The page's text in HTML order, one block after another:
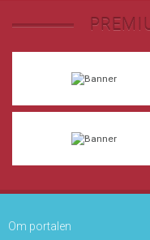
Om portalen